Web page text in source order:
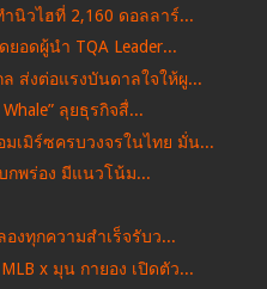
ำนิวไฮที่ 2,160 ดอลลาร์...
ยอดผู้นำ TQA Leader...
ส่งต่อแรงบันดาลใจให้ผู...
ลุยธุรกิจสื่...
เมิร์ซครบวงจรในไทย มั่น...
กพร่อง มีแนวโน้ม...
องทุกความสำเร็จรับว...
x มุน กายอง เปิดตัว...